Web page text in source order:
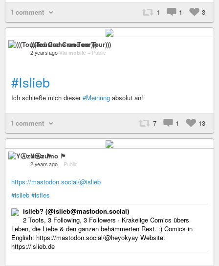
1 comment 1 1 3
(((Tousled Crane on Tour)))
2 years ago Via mobile – Public
#Islieb
Ich schließe mich dieser#Meinung absolut an!
1 comment 7 1 13
YⒶzumo 🏴
2 years ago – Public
https://mastodon.social/@islieb
#islieb #isfies
islieb? (@islieb@mastodon.social)
2 Toots, 3 Following, 3 Followers · Krakelige Comics übers
Leben, die Liebe & den ganzen behämmerten Rest. :) Comics in
English: https://mastodon.social/@heyokyay Website:
https://islieb.de